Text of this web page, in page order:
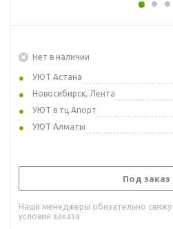
Нет в наличии
УЮТ Астана
Новосибирск, Лента
УЮТ в тц Апорт
УЮТ Алматы
Под заказ
Наши менеджеры обязательно
условия заказа